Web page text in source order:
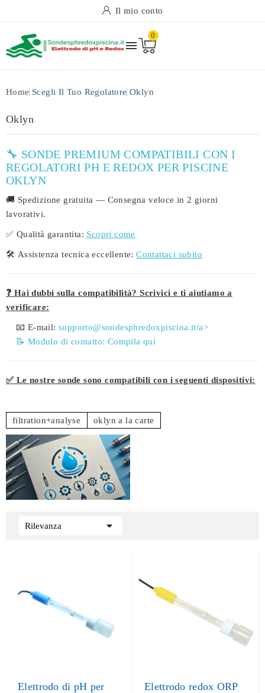
Il mio conto

0
Home Scegli Il Tuo Regolatore Oklyn
Oklyn
🔧 SONDE PREMIUM COMPATIBILI CON I
REGOLATORI PH E REDOX PER PISCINE
OKLYN
🚚 Spedizione gratuita — Consegna veloce in 2 giorni
lavorativi.
✅ Qualità garantita: Scopri come
🛠️ Assistenza tecnica eccellente: Contattaci subito
❓ Hai dubbi sulla compatibilità? Scrivici e ti aiutiamo a
verificare:
📧 E-mail:supporto@sondesphredoxpiscina.it/a>
📝 Modulo di contatto: Compila qui
✅ Le nostre sonde sono compatibili con i seguenti dispositivi:
filtration+analyse oklyn a la carte
Rilevanza 
Elettrodo di pH per
Elettrodo redox ORP